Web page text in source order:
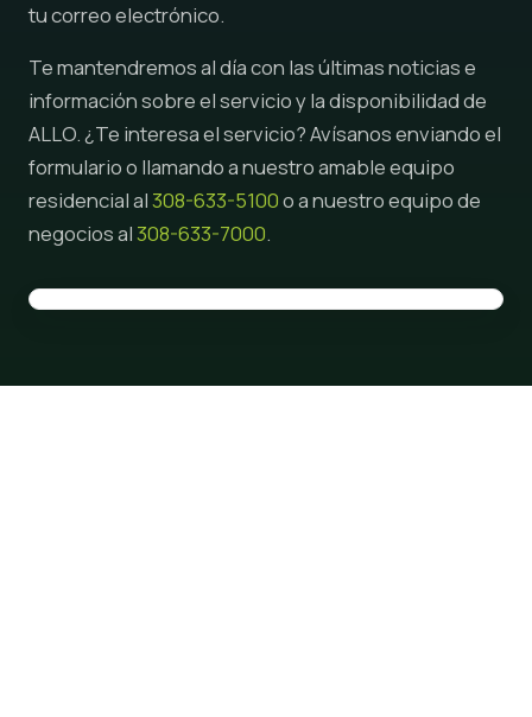
tu correo electrónico.
Te mantendremos al día con las últimas noticias e
información sobre el servicio y la disponibilidad de
ALLO. ¿Te interesa el servicio? Avísanos enviando el
formulario o llamando a nuestro amable equipo
residencial al308-633-5100o a nuestro equipo de
negocios al308-633-7000.